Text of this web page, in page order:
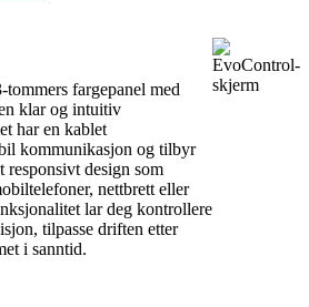
fargepanel med
klar og intuitiv
har en kablet
kommunikasjon og tilbyr
responsivt design som
nettbrett eller
lar deg kontrollere
tilpasse driften etter
i sanntid.